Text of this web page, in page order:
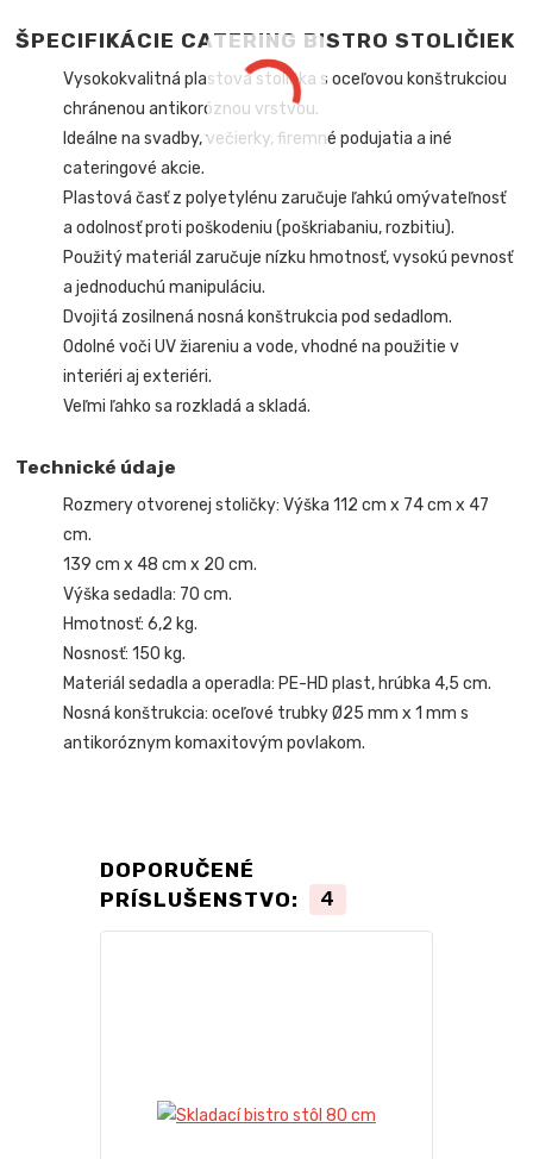
ŠPECIFIKÁCIE CATERING BISTRO STOLIČIEK
Vysokokvalitná plastová stolička s oceľovou konštrukciou
chránenou antikoróznou vrstvou.
Ideálne na svadby, večierky, firemné podujatia a iné
cateringové akcie.
Plastová časť z polyetylénu zaručuje ľahkú omývateľnosť
a odolnosť proti poškodeniu (poškriabaniu, rozbitiu).
Použitý materiál zaručuje nízku hmotnosť, vysokú pevnosť
a jednoduchú manipuláciu.
Dvojitá zosilnená nosná konštrukcia pod sedadlom.
Odolné voči UV žiareniu a vode, vhodné na použitie v
interiéri aj exteriéri.
Veľmi ľahko sa rozkladá a skladá.
Technické údaje
Rozmery otvorenej stoličky: Výška 112 cm x 74 cm x 47
cm.
139 cm x 48 cm x 20 cm.
Výška sedadla: 70 cm.
Hmotnosť: 6,2 kg.
Nosnosť: 150 kg.
Materiál sedadla a operadla: PE-HD plast, hrúbka 4,5 cm.
Nosná konštrukcia: oceľové trubky Ø25 mm x 1 mm s
antikoróznym komaxitovým povlakom.
DOPORUČENÉ
PRÍSLUŠENSTVO:
4